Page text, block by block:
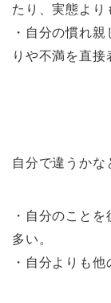
たり、実態より
・自分の慣れ
りや不満を直接
自分で違うかな
・自分のこと
多い。
・自分よりも